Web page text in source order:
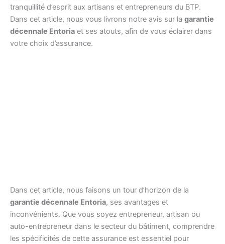
tranquillité d’esprit aux artisans et entrepreneurs du BTP.
Dans cet article, nous vous livrons notre avis sur la garantie
décennale Entoria et ses atouts, afin de vous éclairer dans
votre choix d’assurance.
Dans cet article, nous faisons un tour d’horizon de la
garantie décennale Entoria, ses avantages et
inconvénients. Que vous soyez entrepreneur, artisan ou
auto-entrepreneur dans le secteur du bâtiment, comprendre
les spécificités de cette assurance est essentiel pour